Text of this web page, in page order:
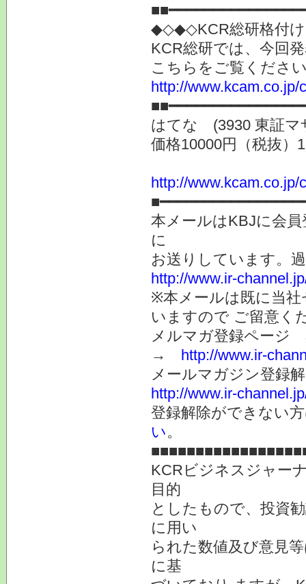
◆◇◆◇KCR総研格付
KCR総研では、今回
こちらをご覧くださ
http://www.kcam.co.jp/
はてな (3930 東証マ
価格10000円（税抜）
http://www.kcam.co.jp/
本メールはKBJに会
に
お送りしています。
http://www.ir-
※本メールは既に当
いますので ご留意く
メルマガ登録ページ
→ http://www.ir-
メールマガジン登録
http://www.ir-
登録解除ができない
い。
KCRビジネスジャー
目的
としたもので、投資
に用い
られた数値及び意見
に基